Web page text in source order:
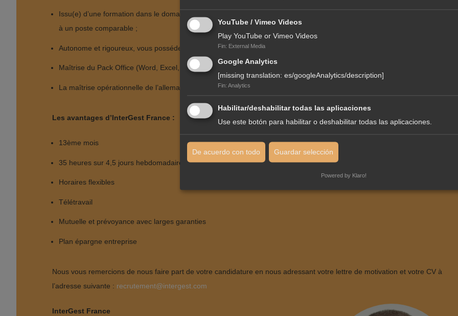
Issu(e) d’une formation dans le domaine de la gestion d’entreprise ou la comptabilité, vous disposez d’une solide expérience
à un poste comparable ;
Autonome et rigoureux, vous possédez en outre un excellent relationnel ;
Maîtrise du Pack Office (Word, Excel, Outlook, etc.) ;
La maîtrise opérationnelle de l’allemand constitue un atout ;
Les avantages d’InterGest France :
13ème mois
35 heures sur 4,5 jours hebdomadaires
Horaires flexibles
Télétravail
Mutuelle et prévoyance avec larges garanties
Plan épargne entreprise
Nous vous remercions de nous faire part de votre candidature en nous adressant votre lettre de motivation et votre CV à
l’adresse suivante : recrutement@intergest.com
InterGest France
YouTube / Vimeo Videos
Play YouTube or Vimeo Videos
Fin: External Media
Google Analytics
[missing translation: es/googleAnalytics/description]
Fin: Analytics
Habilitar/deshabilitar todas las aplicaciones
Use este botón para habilitar o deshabilitar todas las aplicaciones.
De acuerdo con todo Guardar selección
Powered by Klaro!